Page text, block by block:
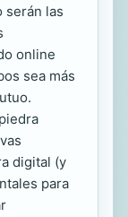
serán las
online
sea más
digital (y
para